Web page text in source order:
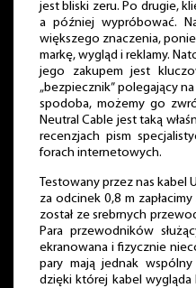
jest bliski zeru. Po drugie,
a później wypróbować.
większego znaczenia,
markę, wygląd i reklamy.
jego zakupem jest
„bezpiecznik” polegający
spodoba, możemy go
Neutral Cable jest taką
recenzjach pism
forach internetowych.
Testowany przez nas kabel
za odcinek 0,8 m
został ze srebrnych
Para przewodników
ekranowana i fizycznie
pary mają jednak wspólny
dzięki której kabel wygląda